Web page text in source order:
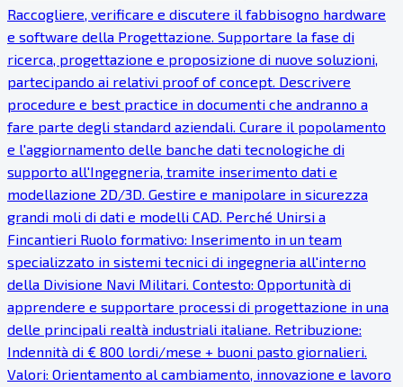
Raccogliere, verificare e discutere il fabbisogno hardware
e software della Progettazione. Supportare la fase di
ricerca, progettazione e proposizione di nuove soluzioni,
partecipando ai relativi proof of concept. Descrivere
procedure e best practice in documenti che andranno a
fare parte degli standard aziendali. Curare il popolamento
e l'aggiornamento delle banche dati tecnologiche di
supporto all'Ingegneria, tramite inserimento dati e
modellazione 2D/3D. Gestire e manipolare in sicurezza
grandi moli di dati e modelli CAD. Perché Unirsi a
Fincantieri Ruolo formativo: Inserimento in un team
specializzato in sistemi tecnici di ingegneria all'interno
della Divisione Navi Militari. Contesto: Opportunità di
apprendere e supportare processi di progettazione in una
delle principali realtà industriali italiane. Retribuzione:
Indennità di € 800 lordi/mese + buoni pasto giornalieri.
Valori: Orientamento al cambiamento, innovazione e lavoro